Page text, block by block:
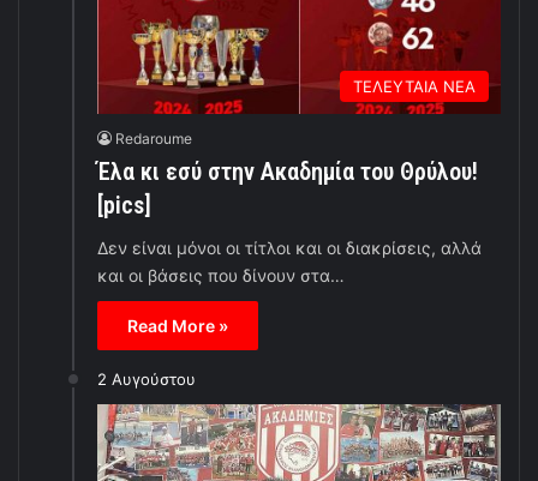
ΤΕΛΕΥΤΑΙΑ ΝΕΑ
Redaroume
Έλα κι εσύ στην Ακαδημία του Θρύλου!
[pics]
Δεν είναι μόνοι οι τίτλοι και οι διακρίσεις, αλλά
και οι βάσεις που δίνουν στα…
Read More »
2 Αυγούστου